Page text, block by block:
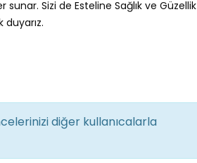
Sizi de Esteline Sağlık ve Güzellik
diğer kullanıcalarla